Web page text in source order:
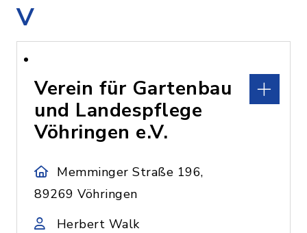
V
Verein für Gartenbau
und Landespflege
Vöhringen e.V.
Memminger Straße 196,
89269 Vöhringen
Herbert Walk